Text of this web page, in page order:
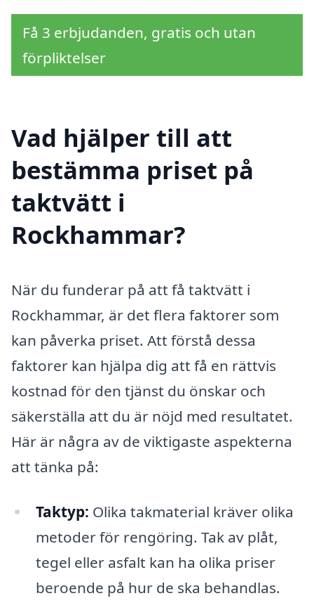
Få 3 erbjudanden, gratis och utan
förpliktelser
Vad hjälper till att
bestämma priset på
taktvätt i
Rockhammar?
När du funderar på att få taktvätt i
Rockhammar, är det flera faktorer som
kan påverka priset. Att förstå dessa
faktorer kan hjälpa dig att få en rättvis
kostnad för den tjänst du önskar och
säkerställa att du är nöjd med resultatet.
Här är några av de viktigaste aspekterna
att tänka på:
Taktyp: Olika takmaterial kräver olika
metoder för rengöring. Tak av plåt,
tegel eller asfalt kan ha olika priser
beroende på hur de ska behandlas.